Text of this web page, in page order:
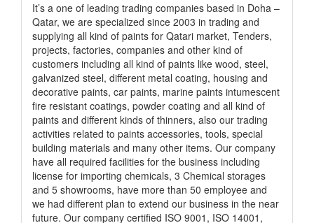
It’s a one of leading trading companies based in Doha –
Qatar, we are specialized since 2003 in trading and
supplying all kind of paints for Qatari market, Tenders,
projects, factories, companies and other kind of
customers including all kind of paints like wood, steel,
galvanized steel, different metal coating, housing and
decorative paints, car paints, marine paints intumescent
fire resistant coatings, powder coating and all kind of
paints and different kinds of thinners, also our trading
activities related to paints accessories, tools, special
building materials and many other items. Our company
have all required facilities for the business including
license for importing chemicals, 3 Chemical storages
and 5 showrooms, have more than 50 employee and
we had different plan to extend our business in the near
future. Our company certified ISO 9001, ISO 14001,